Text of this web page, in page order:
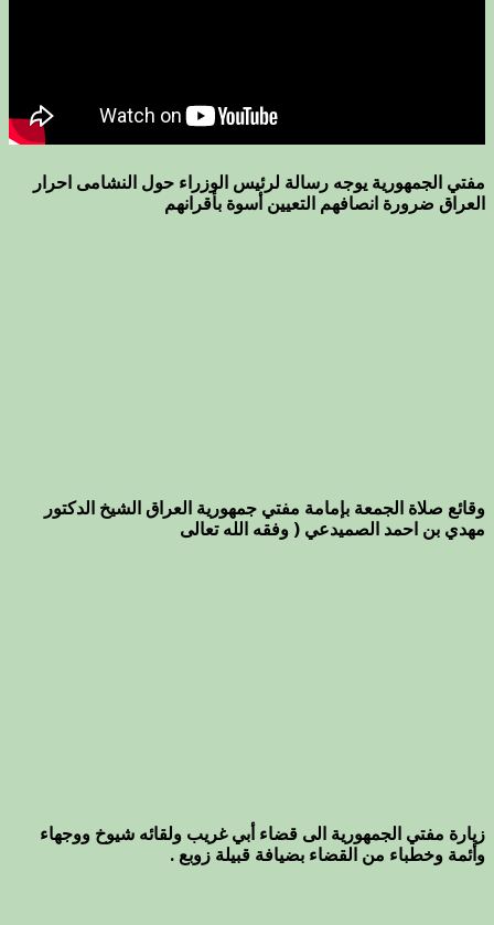
مفتي الجمهورية يوجه رسالة لرئيس الوزراء حول النشامى احرار
العراق ضرورة انصافهم التعيين أسوة بأقرانهم
وقائع صلاة الجمعة بإمامة مفتي جمهورية العراق الشيخ الدكتور
مهدي بن احمد الصميدعي ( وفقه الله تعالى
زيارة مفتي الجمهورية الى قضاء أبي غريب ولقائه شيوخ ووجهاء
وأئمة وخطباء من القضاء بضيافة قبيلة زوبع .